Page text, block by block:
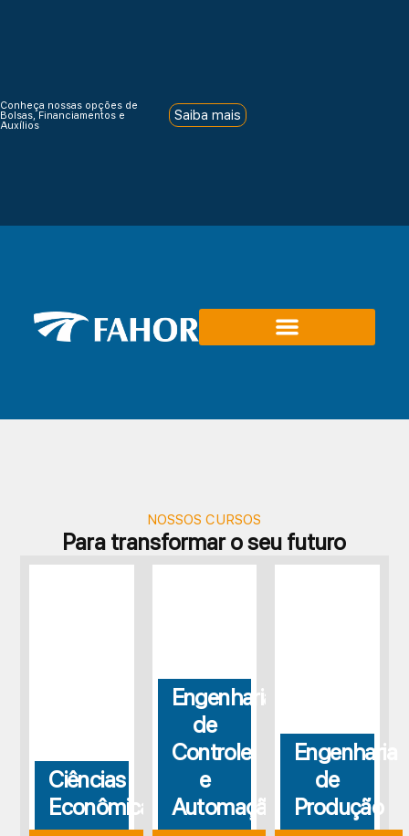
Conheça nossas opções de
Bolsas, Financiamentos e
Auxílios
Saiba mais
NOSSOS CURSOS
Para transformar o seu futuro
Ciências
Econômicas
Engenharia
de
Controle
e
Automação
Engenharia
de
Produção